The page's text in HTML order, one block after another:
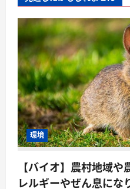
環境
【バイオ】農村地域
レルギーやぜん息にな